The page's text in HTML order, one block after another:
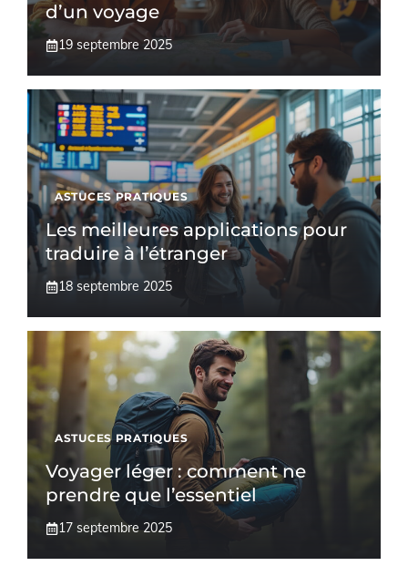
d’un voyage
19 septembre 2025
ASTUCES PRATIQUES
Les meilleures applications pour
traduire à l’étranger
18 septembre 2025
ASTUCES PRATIQUES
Voyager léger : comment ne
prendre que l’essentiel
17 septembre 2025